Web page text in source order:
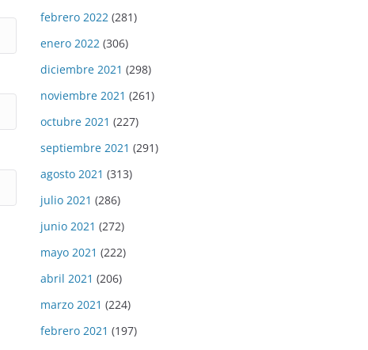
febrero 2022 (281)
enero 2022 (306)
diciembre 2021 (298)
noviembre 2021 (261)
octubre 2021 (227)
septiembre 2021 (291)
agosto 2021 (313)
julio 2021 (286)
junio 2021 (272)
mayo 2021 (222)
abril 2021 (206)
marzo 2021 (224)
febrero 2021 (197)